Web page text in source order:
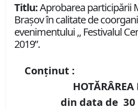
Titlu:Aprobarea participării
Brașov în calitate de
evenimentului ,, Festivalul
2019”.
Conținut :
HOTĂRÂREA
din data de